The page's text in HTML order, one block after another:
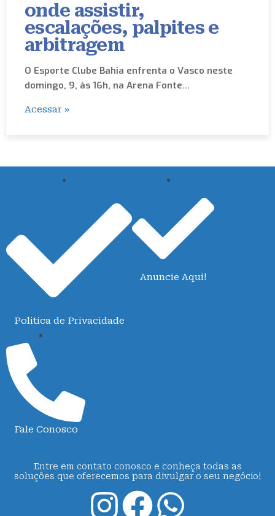
onde assistir,
escalações, palpites e
arbitragem
O Esporte Clube Bahia enfrenta o Vasco neste
domingo, 9, às 16h, na Arena Fonte…
Acessar »
Politica de Privacidade
Anuncie Aqui!
Fale Conosco
Entre em contato conosco e conheça todas as
soluções que oferecemos para divulgar o seu negócio!